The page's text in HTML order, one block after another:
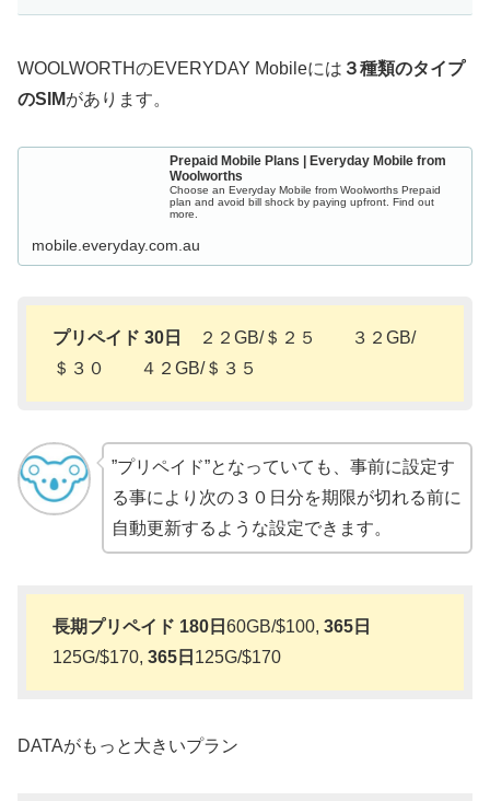
WOOLWORTHのEVERYDAY Mobileには ３種類のタイプ
のSIMがあります。
Prepaid Mobile Plans | Everyday Mobile from
Woolworths
Choose an Everyday Mobile from Woolworths Prepaid
plan and avoid bill shock by paying upfront. Find out
more.
mobile.everyday.com.au
プリペイド 30日
２２GB/＄２５ ３２GB/
＄３０ ４２GB/＄３５
”プリペイド”となっていても、事前に設定す
る事により次の３０日分を期限が切れる前に
自動更新するような設定できます。
長期プリペイド 180日 60GB/$100, 365日
125G/$170, 365日 125G/$170
DATAがもっと大きいプラン